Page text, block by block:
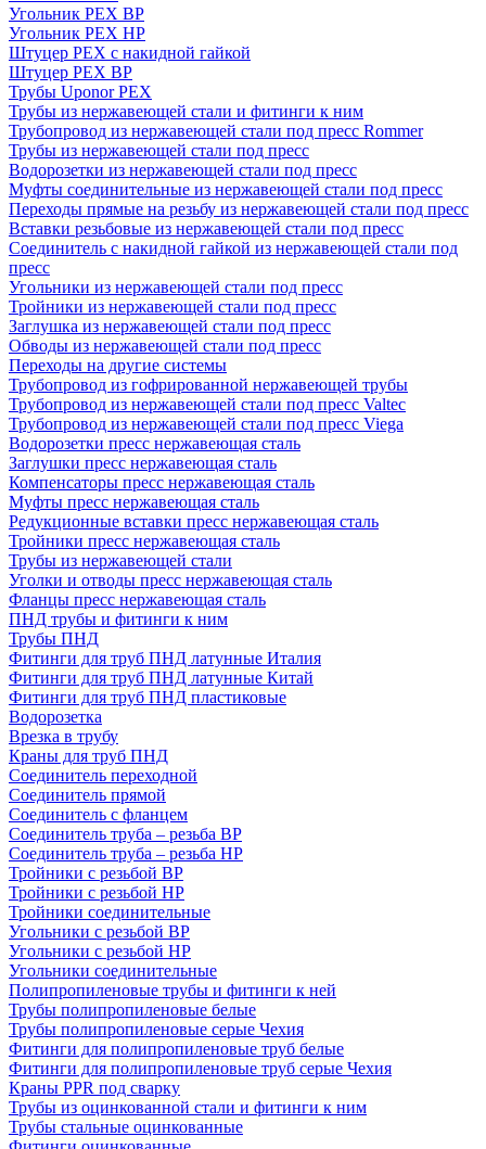
Угольник PEX ВР
Угольник PEX НР
Штуцер PEX c накидной гайкой
Штуцер PEX ВР
Трубы Uponor PEX
Трубы из нержавеющей стали и фитинги к ним
Трубопровод из нержавеющей стали под пресс Rommer
Трубы из нержавеющей стали под пресс
Водорозетки из нержавеющей стали под пресс
Муфты соединительные из нержавеющей стали под пресс
Переходы прямые на резьбу из нержавеющей стали под пресс
Вставки резьбовые из нержавеющей стали под пресс
Соединитель с накидной гайкой из нержавеющей стали под
пресс
Угольники из нержавеющей стали под пресс
Тройники из нержавеющей стали под пресс
Заглушка из нержавеющей стали под пресс
Обводы из нержавеющей стали под пресс
Переходы на другие системы
Трубопровод из гофрированной нержавеющей трубы
Трубопровод из нержавеющей стали под пресс Valtec
Трубопровод из нержавеющей стали под пресс Viega
Водорозетки пресс нержавеющая сталь
Заглушки пресс нержавеющая сталь
Компенсаторы пресс нержавеющая сталь
Муфты пресс нержавеющая сталь
Редукционные вставки пресс нержавеющая сталь
Тройники пресс нержавеющая сталь
Трубы из нержавеющей стали
Уголки и отводы пресс нержавеющая сталь
Фланцы пресс нержавеющая сталь
ПНД трубы и фитинги к ним
Трубы ПНД
Фитинги для труб ПНД латунные Италия
Фитинги для труб ПНД латунные Китай
Фитинги для труб ПНД пластиковые
Водорозетка
Врезка в трубу
Краны для труб ПНД
Соединитель переходной
Соединитель прямой
Соединитель с фланцем
Соединитель труба – резьба ВР
Соединитель труба – резьба НР
Тройники с резьбой ВР
Тройники с резьбой НР
Тройники соединительные
Угольники с резьбой ВР
Угольники с резьбой НР
Угольники соединительные
Полипропиленовые трубы и фитинги к ней
Трубы полипропиленовые белые
Трубы полипропиленовые серые Чехия
Фитинги для полипропиленовые труб белые
Фитинги для полипропиленовые труб серые Чехия
Краны PPR под сварку
Трубы из оцинкованной стали и фитинги к ним
Трубы стальные оцинкованные